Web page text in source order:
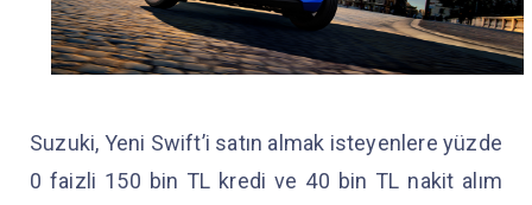
Suzuki, Yeni Swift’i satın almak isteyenlere yüzde
0 faizli 150 bin TL kredi ve 40 bin TL nakit alım